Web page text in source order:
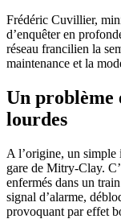
Frédéric Cuvillier,
d’enquêter en
réseau francilien la
maintenance et la
Un problème
lourdes
A l’origine, un simple
gare de Mitry-Clay.
enfermés dans un
signal d’alarme,
provoquant par effet